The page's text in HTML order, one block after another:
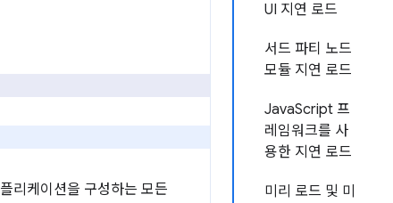
UI 지연 로드
서드 파티 노드
모듈 지연 로드
JavaScript 프
레임워크를 사
용한 지연 로드
미리 로드 및 미
리케이션을 구성하는 모든